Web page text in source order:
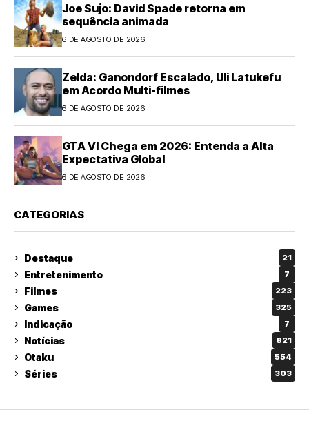
Joe Sujo: David Spade retorna em
sequência animada
6 DE AGOSTO DE 2026
Zelda: Ganondorf Escalado, Uli Latukefu
em Acordo Multi-filmes
6 DE AGOSTO DE 2026
GTA VI Chega em 2026: Entenda a Alta
Expectativa Global
6 DE AGOSTO DE 2026
CATEGORIAS
Destaque 21
Entretenimento 7
Filmes 223
Games 325
Indicação 7
Notícias 821
Otaku 554
Séries 303